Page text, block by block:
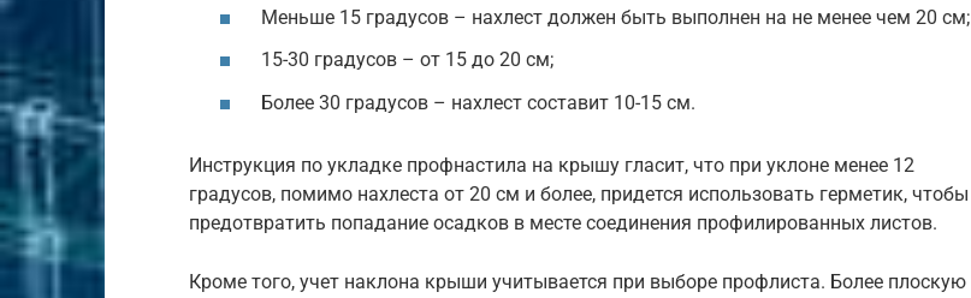
Меньше 15 градусов – нахлест должен быть выполнен на не менее чем 20 см;
15-30 градусов – от 15 до 20 см;
Более 30 градусов – нахлест составит 10-15 см.
Инструкция по укладке профнастила на крышу гласит, что при уклоне менее 12
градусов, помимо нахлеста от 20 см и более, придется использовать герметик, чтобы
предотвратить попадание осадков в месте соединения профилированных листов.
Кроме того, учет наклона крыши учитывается при выборе профлиста. Более плоскую